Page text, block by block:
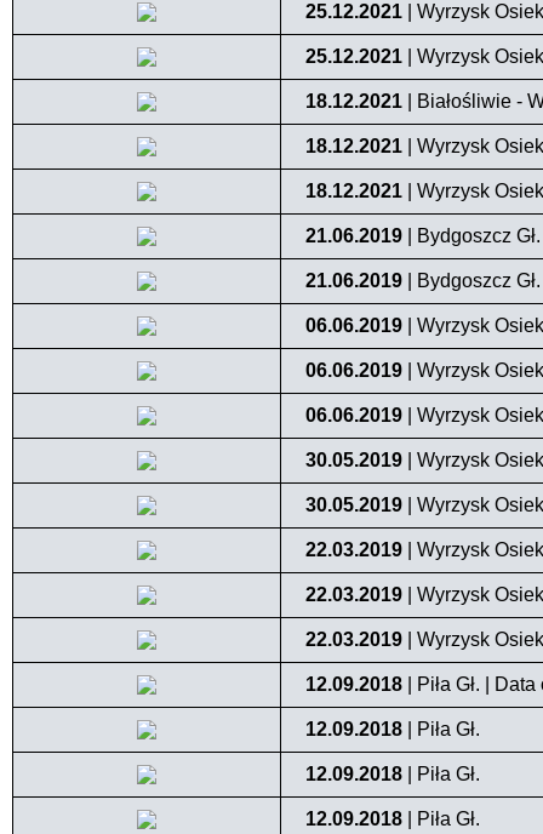
25.12.2021 | Wyrzysk
25.12.2021 | Wyrzysk
18.12.2021 | Białośliwie -
18.12.2021 | Wyrzysk
18.12.2021 | Wyrzysk
21.06.2019 | Bydgoszcz
21.06.2019 | Bydgoszcz
06.06.2019 | Wyrzysk
06.06.2019 | Wyrzysk
06.06.2019 | Wyrzysk
30.05.2019 | Wyrzysk
30.05.2019 | Wyrzysk
22.03.2019 | Wyrzysk
22.03.2019 | Wyrzysk
22.03.2019 | Wyrzysk
12.09.2018 | Piła Gł. |
12.09.2018 | Piła Gł.
12.09.2018 | Piła Gł.
12.09.2018 | Piła Gł.